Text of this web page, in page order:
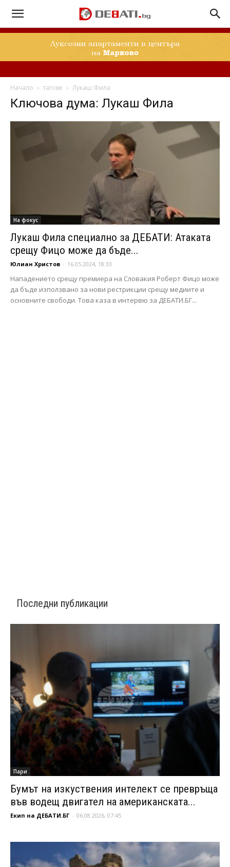
Начало тагове Лукаш Фила
Ключова дума: Лукаш Фила
На фокус
Лукаш Фила специално за ДЕБАТИ: Атаката
срещу Фицо може да бъде...
Юлиан Христов - 16.05.2024, 18:33
Нападението срещу премиера на Словакия Роберт Фицо може
да бъде използвано за нови рестрикции срещу медиите и
основните свободи. Това каза в интервю за ДЕБАТИ.БГ...
Последни публикации
Пари
Бумът на изкуствения интелект се превръща
във водещ двигател на американската...
Екип на ДЕБАТИ.БГ - 06.08.2026, 07:45